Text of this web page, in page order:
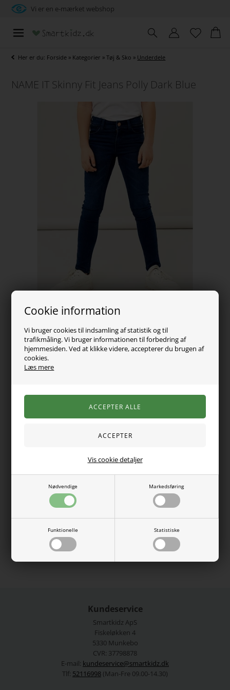
Cookie information
Vi bruger cookies til indsamling af statistik og til
trafikmåling. Vi bruger informationen til forbedring af
hjemmesiden. Ved at klikke videre, accepterer du brugen af
cookies.
Læs mere
Nødvendige Markedsføring
Funktionelle Statistiske
Vis cookie detaljer
Vi er en e-mærket webshop
Her er du: Forside » Kategorier »Tøj & Sko » Underdele
NAME IT Skinny Fit Jeans Polly Dark Blue
169,00
lækker kvalitet. Justerbar talje, snøre i livet, bæltestropper og
Hofter: Skinny fit.
Ben: Skinny fit.
Vaskes ved 40 grader.
Name It
Varenummer:
Kundeservice
Smartkidz ApS
Fiskeløkken 4
5330 Munkebo
CVR: 37798878
E-mail: kundeservice@smartkidz.dk
Tlf: 52116998 (Man-Fre 09.00-14.30)